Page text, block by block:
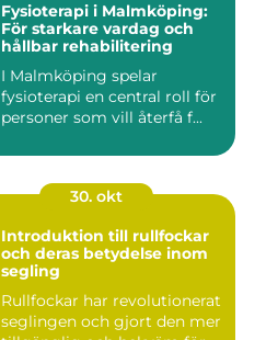
Fysioterapi i Malmköping:
För starkare vardag och
hållbar rehabilitering
I Malmköping spelar
fysioterapi en central roll för
personer som vill återfå f...
30. okt
Introduktion till rullfockar
och deras betydelse inom
segling
Rullfockar har revolutionerat
seglingen och gjort den mer